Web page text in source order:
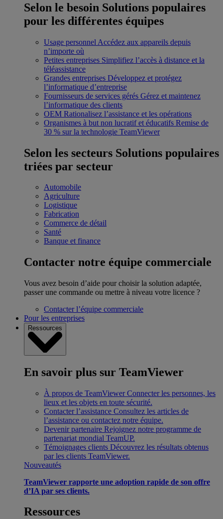
Selon le besoin Solutions populaires
pour les différentes équipes
Usage personnel Accédez aux appareils depuis
n’importe où
Petites entreprises Simplifiez l’accès à distance et la
téléassistance
Grandes entreprises Développez et protégez
l’informatique d’entreprise
Fournisseurs de services gérés Gérez et maintenez
l’informatique des clients
OEM Rationalisez l’assistance et les opérations
Organismes à but non lucratif et éducatifs Remise de
30 % sur la technologie TeamViewer
Selon les secteurs Solutions populaires
triées par secteur
Automobile
Agriculture
Logistique
Fabrication
Commerce de détail
Santé
Banque et finance
Contacter notre équipe commerciale
Vous avez besoin d’aide pour choisir la solution adaptée,
passer une commande ou mettre à niveau votre licence ?
Contacter l’équipe commerciale
Pour les entreprises
Ressources
En savoir plus sur TeamViewer
À propos de TeamViewer Connecter les personnes, les
lieux et les objets en toute sécurité.
Contacter l’assistance Consultez les articles de
l’assistance ou contactez notre équipe.
Devenir partenaire Rejoignez notre programme de
partenariat mondial TeamUP.
Témoignages clients Découvrez les résultats obtenus
par les clients TeamViewer.
Nouveautés
TeamViewer rapporte une adoption rapide de son offre
d’IA par ses clients.
Ressources